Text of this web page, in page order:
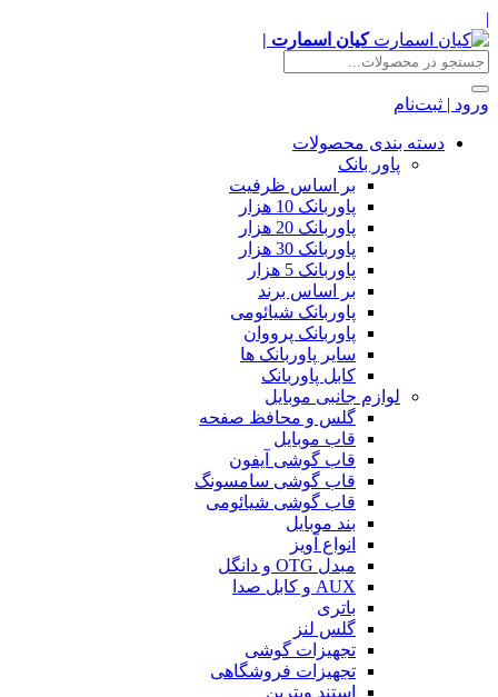
|
کیان اسمارت |
ورود | ثبت‌نام
دسته بندی محصولات
پاور بانک
بر اساس ظرفیت
پاوربانک 10 هزار
پاوربانک 20 هزار
پاوربانک 30 هزار
پاوربانک 5 هزار
بر اساس برند
پاوربانک شیائومی
پاوربانک پرووان
سایر پاوربانک ها
کابل پاوربانک
لوازم جانبی موبایل
گلس و محافظ صفحه
قاب موبایل
قاب گوشی آیفون
قاب گوشی سامسونگ
قاب گوشی شیائومی
بند موبایل
انواع آویز
مبدل OTG و دانگل
AUX و کابل صدا
باتری
گلس لنز
تجهیزات گوشی
تجهیزات فروشگاهی
استند ویترین